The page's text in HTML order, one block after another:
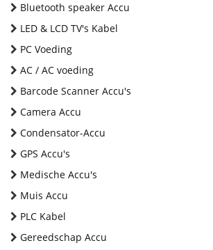
Bluetooth speaker Accu
LED & LCD TV's Kabel
PC Voeding
AC / AC voeding
Barcode Scanner Accu's
Camera Accu
Condensator-Accu
GPS Accu's
Medische Accu's
Muis Accu
PLC Kabel
Gereedschap Accu